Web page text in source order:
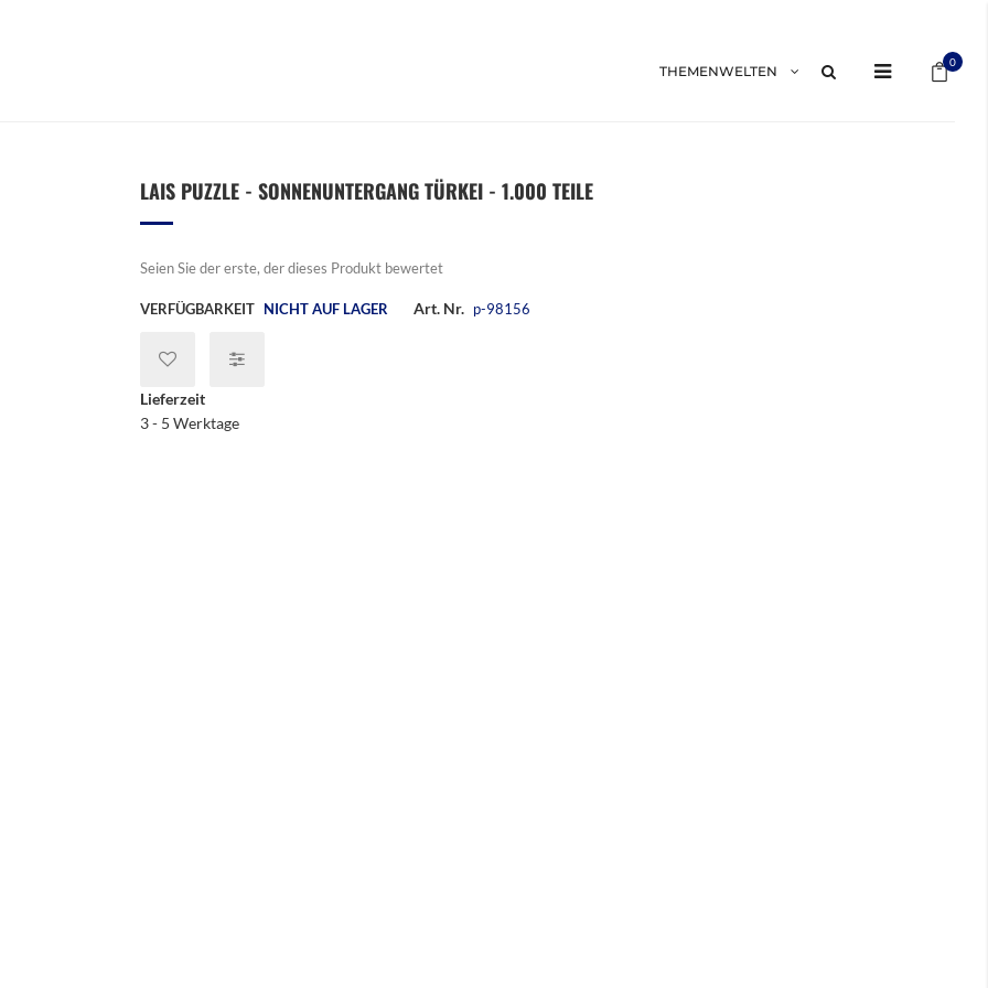
0
THEMENWELTEN
LAIS PUZZLE - SONNENUNTERGANG TÜRKEI - 1.000 TEILE
Seien Sie der erste, der dieses Produkt bewertet
VERFÜGBARKEIT NICHT AUF LAGER Art. Nr. p-98156
Lieferzeit
3 - 5 Werktage